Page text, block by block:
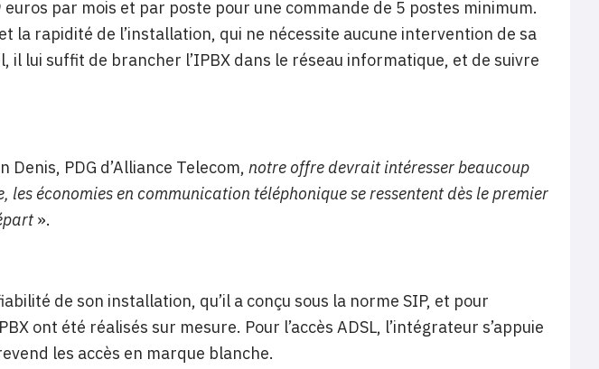
par mois et par poste pour une commande de 5 postes minimum.
la rapidité de l’installation, qui ne nécessite aucune intervention de sa
lui suffit de brancher l’IPBX dans le réseau informatique, et de suivre
Denis, PDG d’Alliance Telecom, notre offre devrait intéresser beaucoup
les économies en communication téléphonique se ressentent dès le premier
».
de son installation, qu’il a conçu sous la norme SIP, et pour
ont été réalisés sur mesure. Pour l’accès ADSL, l’intégrateur s’appuie
les accès en marque blanche.